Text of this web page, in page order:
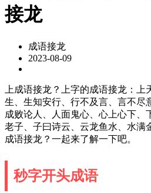
接龙
成语接龙
2023-08-09
上成语接龙？上字的成语接龙：
生、生知安行、行不及言、言不尽
成败论人、人面鬼心、心上心下、
老子、子曰诗云、云龙鱼水、水满
成语接龙？一起来了解一下吧。
秒字开头成语